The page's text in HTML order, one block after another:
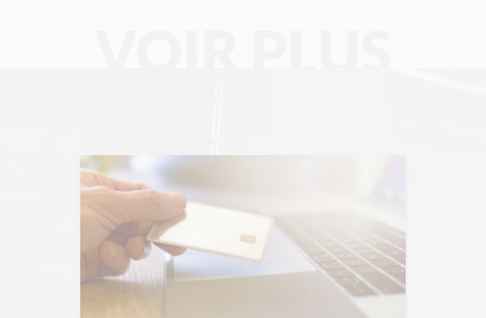
Gravity Microsoft 365
Intelligence Artificielle
Intelligence collective